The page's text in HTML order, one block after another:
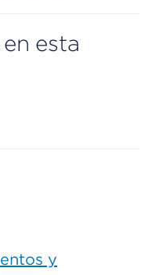
esta
y